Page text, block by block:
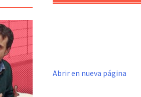
Abrir en nueva página